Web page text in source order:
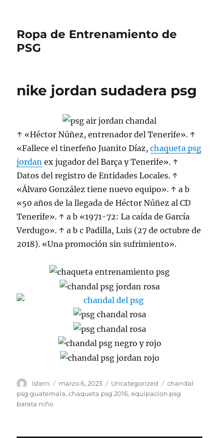
Ropa de Entrenamiento de
PSG
nike jordan sudadera psg
↑ «Héctor Núñez, entrenador del Tenerife». ↑
«Fallece el tinerfeño Juanito Díaz,chaqueta psg
jordan ex jugador del Barça y Tenerife». ↑
Datos del registro de Entidades Locales. ↑
«Álvaro González tiene nuevo equipo». ↑ a b
«50 años de la llegada de Héctor Núñez al CD
Tenerife». ↑ a b «1971-72: La caída de García
Verdugo». ↑ a b c Padilla, Luis (27 de octubre de
2018). «Una promoción sin sufrimiento».
Autor
istern
Publicado
el
marzo 6, 2023 Categorías
Uncategorized Etiquetas
chandal
psg guatemala,chaqueta psg 2016,equipacion psg
barata niño